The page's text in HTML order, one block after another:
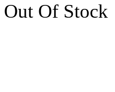
Out Of Stock